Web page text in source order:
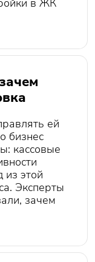
в ЖК
ей
бизнес
кассовые
этой
Эксперты
зачем